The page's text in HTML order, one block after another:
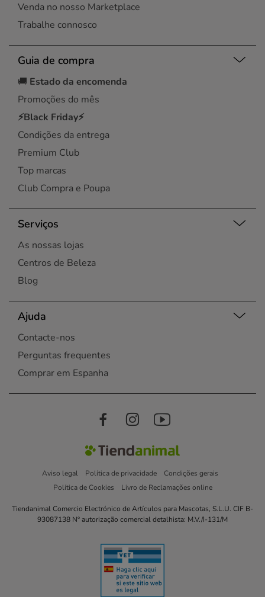
Venda no nosso Marketplace
Trabalhe connosco
Guia de compra
🚚 Estado da encomenda
Promoções do mês
⚡Black Friday⚡
Condições da entrega
Premium Club
Top marcas
Club Compra e Poupa
Serviços
As nossas lojas
Centros de Beleza
Blog
Ajuda
Contacte-nos
Perguntas frequentes
Comprar em Espanha
Aviso legal Política de privacidade
Condições gerais
Política de Cookies
Livro de Reclamações online
Tiendanimal Comercio Electrónico de Artículos para Mascotas, S.L.U. CIF B-
93087138 Nº autorização comercial detalhista: M.V./I-131/M